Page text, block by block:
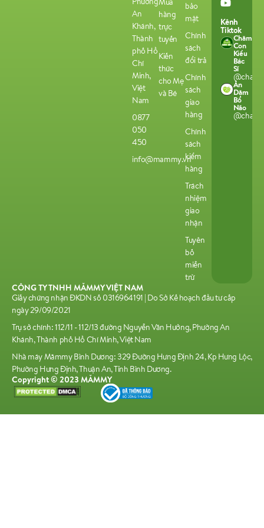
An
Khánh,
Thành
phố Hồ
Chí
Minh,
Việt
Nam
0877
050
450
info@mammy.vn
hàng
trực
tuyến
Kiến
thức
cho Mẹ
và Bé
bảo
mật
Chính
sách
đổi trả
Chính
sách
giao
hàng
Chính
sách
kiểm
hàng
Trách
nhiệm
giao
nhận
Tuyên
bố
miễn
trừ
Kênh
Tiktok
Chăm
Con
Kiểu
Bác
Sĩ
Ăn
Dặm
Bổ
Não
CÔNG TY TNHH MĂMMY VIỆT NAM
Giấy chứng nhận ĐKDN số 0316964191 | Do Sở Kế hoạch đầu tư cấp
ngày 29/09/2021
Trụ sở chính: 112/11 - 112/13 đường Nguyễn Văn Hưởng, Phường An
Khánh, Thành phố Hồ Chí Minh, Việt Nam
Nhà máy Mămmy Bình Dương: 329 Đường Hưng Định 24, Kp Hưng Lộc,
Phường Hưng Định, Thuận An, Tỉnh Bình Dương.
Copyright © 2023 MĂMMY